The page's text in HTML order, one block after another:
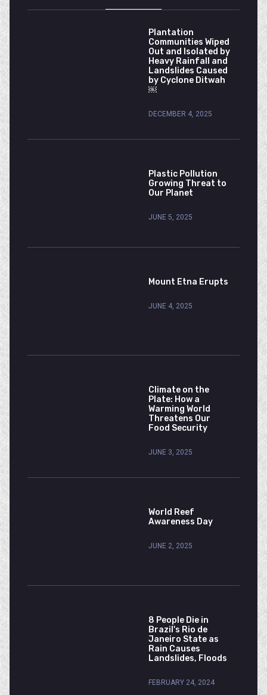
Plantation
Communities Wiped
Out and Isolated by
Heavy Rainfall and
Landslides Caused
by Cyclone Ditwah
￼
DECEMBER 4, 2025
Plastic Pollution
Growing Threat to
Our Planet
JUNE 5, 2025
Mount Etna Erupts
JUNE 4, 2025
Climate on the
Plate: How a
Warming World
Threatens Our
Food Security
JUNE 3, 2025
World Reef
Awareness Day
JUNE 2, 2025
8 People Die in
Brazil's Rio de
Janeiro State as
Rain Causes
Landslides, Floods
FEBRUARY 24, 2024